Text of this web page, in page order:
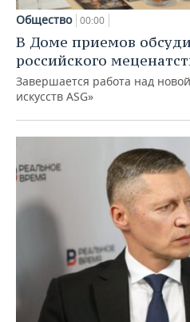
Общество 00:00
В Доме приемов
российского
Завершается работа над
искусств ASG»